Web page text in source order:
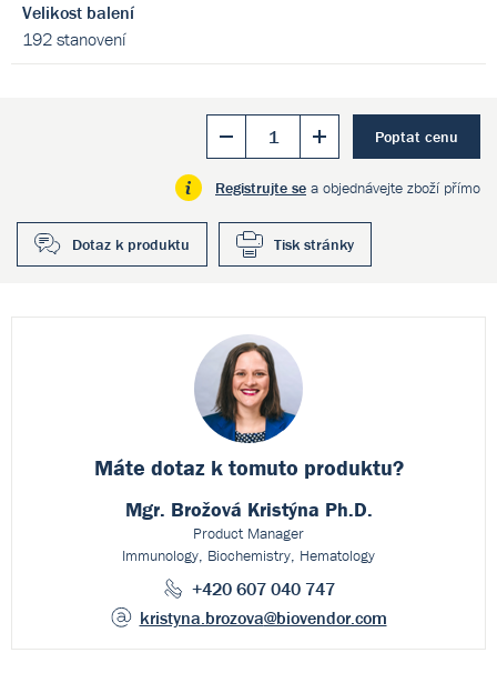
Velikost balení
192 stanovení
Poptat cenu
Registrujte se a objednávejte zboží přímo
Dotaz k produktu Tisk stránky
Máte dotaz k tomuto produktu?
Mgr. Brožová Kristýna Ph.D.
Product Manager
Immunology, Biochemistry, Hematology
+420 607 040 747
kristyna.brozova@biovendor.com